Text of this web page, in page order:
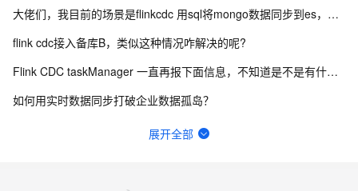
大佬们，我目前的场景是flinkcdc 用sql将mongo数据同步到es，有人做过这样的场景吗？
flink cdc接入备库B，类似这种情况咋解决的呢?
Flink CDC taskManager 一直再报下面信息，不知道是不是有什么问题？
如何用实时数据同步打破企业数据孤岛？
Flink CDC中有人使用clickhouse sink吗？
Flink cdc sqlserver 希望不同步某些数据行
展开全部